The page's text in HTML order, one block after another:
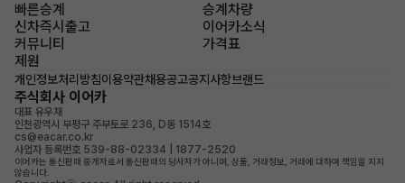
빠른승계
승계차량
신차즉시출고
이어카소식
커뮤니티
가격표
제원
개인정보처리방침이용약관채용공고공지사항브랜드
주식회사 이어카
대표 유우재
인천광역시 부평구 주부토로 236, D동 1514호
cs@eacar.co.kr
사업자 등록번호 539-88-02334 | 1877-2520
이어카는 통신판매 중개자로서 통신판매의 당사자가 아니며, 상품, 거래정보, 거래에 대하여 책임을 지지
않습니다.